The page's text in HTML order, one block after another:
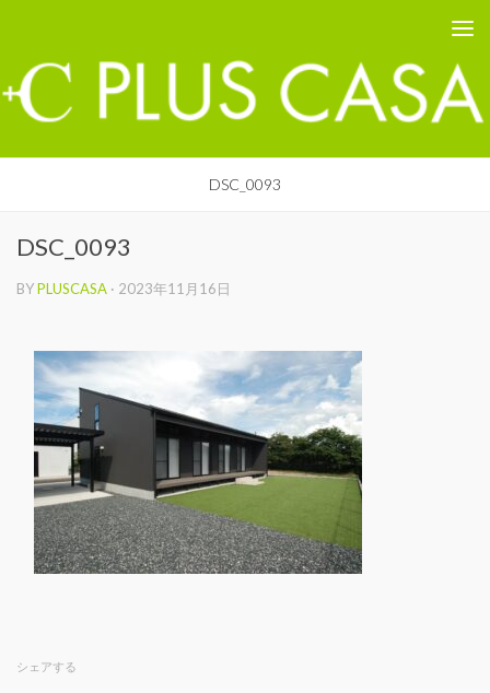
DSC_0093
DSC_0093
BYPLUSCASA · 2023年11月16日
シェアする